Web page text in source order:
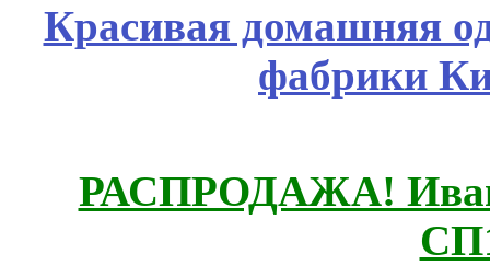
Красивая домашняя
фабрики
РАСПРОДАЖА!